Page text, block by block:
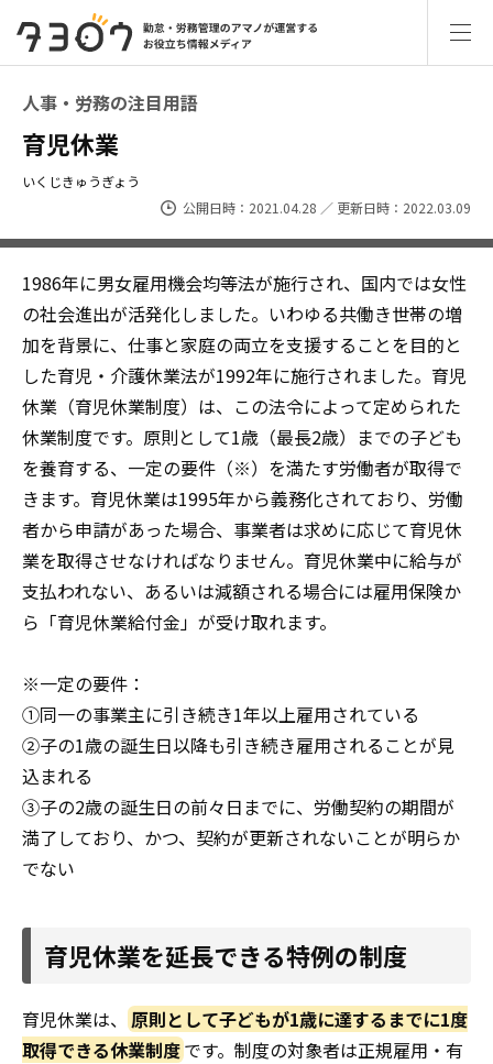
人事・労務の注目用語
育児休業
いくじきゅうぎょう
公開日時：2021.04.28 ／ 更新日時：2022.03.09
1986年に男女雇用機会均等法が施行され、国内では女性
の社会進出が活発化しました。いわゆる共働き世帯の増
加を背景に、仕事と家庭の両立を支援することを目的と
した育児・介護休業法が1992年に施行されました。育児
休業（育児休業制度）は、この法令によって定められた
休業制度です。原則として1歳（最長2歳）までの子ども
を養育する、一定の要件（※）を満たす労働者が取得で
きます。育児休業は1995年から義務化されており、労働
者から申請があった場合、事業者は求めに応じて育児休
業を取得させなければなりません。育児休業中に給与が
支払われない、あるいは減額される場合には雇用保険か
ら「育児休業給付金」が受け取れます。
※一定の要件：
①同一の事業主に引き続き1年以上雇用されている
②子の1歳の誕生日以降も引き続き雇用されることが見
込まれる
③子の2歳の誕生日の前々日までに、労働契約の期間が
満了しており、かつ、契約が更新されないことが明らか
でない
育児休業を延長できる特例の制度
育児休業は、 原則として子どもが1歳に達するまでに1度
取得できる休業制度です。制度の対象者は正規雇用・有